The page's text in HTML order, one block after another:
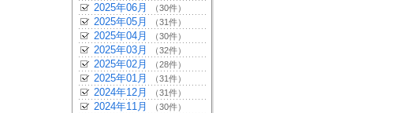
2025年06月 （30件）
2025年05月 （31件）
2025年04月 （30件）
2025年03月 （32件）
2025年02月 （28件）
2025年01月 （31件）
2024年12月 （31件）
2024年11月 （30件）